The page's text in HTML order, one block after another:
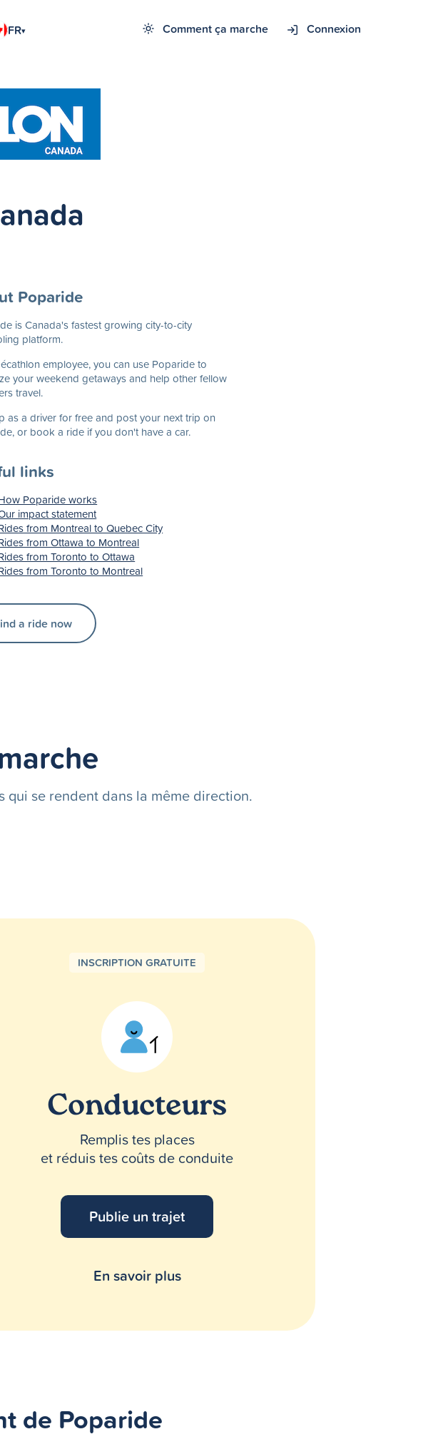
FR▾ Comment ça marche Connexion
Poparide
is Canada's fastest growing city-to-city
platform.
employee, you can use Poparide to
your weekend getaways and help other fellow
travel.
as a driver for free and post your next trip on
or book a ride if you don't have a car.
links
Poparide works
impact statement
from Montreal to Quebec City
from Ottawa to Montreal
from Toronto to Ottawa
from Toronto to Montreal
a ride now
qui se rendent dans la même direction.
INSCRIPTION GRATUITE
Conducteurs
Remplis tes places
et réduis tes coûts de conduite
Publie un trajet
En savoir plus
de Poparide